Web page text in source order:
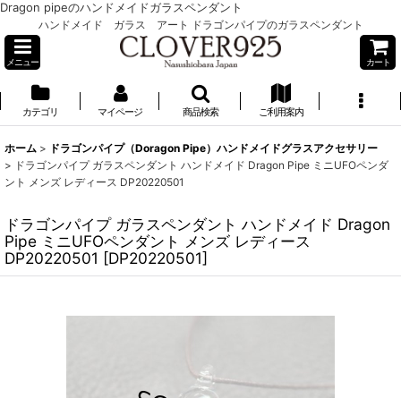
Dragon pipeのハンドメイドガラスペンダント
ハンドメイド ガラス アート ドラゴンパイプのガラスペンダント
メニュー カート
カテゴリ マイページ 商品検索 ご利用案内
ホーム > ドラゴンパイプ（Doragon Pipe）ハンドメイドグラスアクセサリー
> ドラゴンパイプ ガラスペンダント ハンドメイド Dragon Pipe ミニUFOペンダ
ント メンズ レディース DP20220501
ドラゴンパイプ ガラスペンダント ハンドメイド Dragon
Pipe ミニUFOペンダント メンズ レディース
DP20220501 [DP20220501]